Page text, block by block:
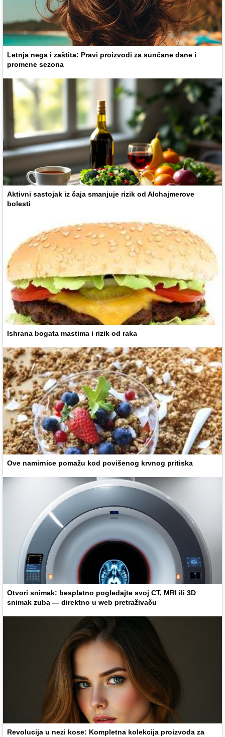
Letnja nega i zaštita: Pravi proizvodi za sunčane dane i
promene sezona
Aktivni sastojak iz čaja smanjuje rizik od Alchajmerove
bolesti
Ishrana bogata mastima i rizik od raka
Ove namirnice pomažu kod povišenog krvnog pritiska
Otvori snimak: besplatno pogledajte svoj CT, MRI ili 3D
snimak zuba — direktno u web pretraživaču
Revolucija u nezi kose: Kompletna kolekcija proizvoda za